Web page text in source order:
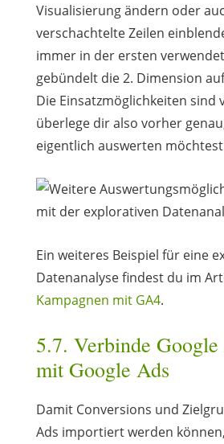
Visualisierung ändern oder
verschachtelte Zeilen
immer in der ersten
gebündelt die 2. Dimension
Die Einsatzmöglichkeiten sind
überlege dir also vorher
eigentlich auswerten
Ein weiteres Beispiel für eine
Datenanalyse findest du im
Kampagnen mit GA4.
5.7. Verbinde
mit Google Ads
Damit Conversions und
Ads importiert werden